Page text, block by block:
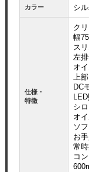
カラー シ
仕様・
特徴
ク
幅
ス
左
オ
上
DC
シ
オ
ソ
お
常
コ